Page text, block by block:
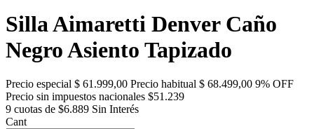
Silla Aimaretti Denver Caño
Negro Asiento Tapizado
Precio especial $ 61.999,00 Precio habitual $ 68.499,00 9% OFF
Precio sin impuestos nacionales $51.239
9 cuotas de $6.889 Sin Interés
Cant